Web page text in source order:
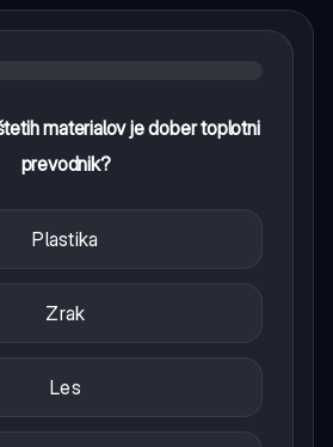
materialov je dober toplotni
prevodnik?
Plastika
Zrak
Les